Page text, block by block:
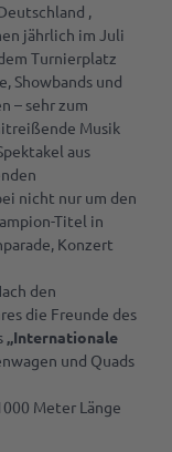
,
jährlich im Juli
Turnierplatz
Showbands und
– sehr zum
Musik
aus
nicht nur um den
Titel in
Konzert
den
die Freunde des
„Internationale
und Quads
Meter Länge